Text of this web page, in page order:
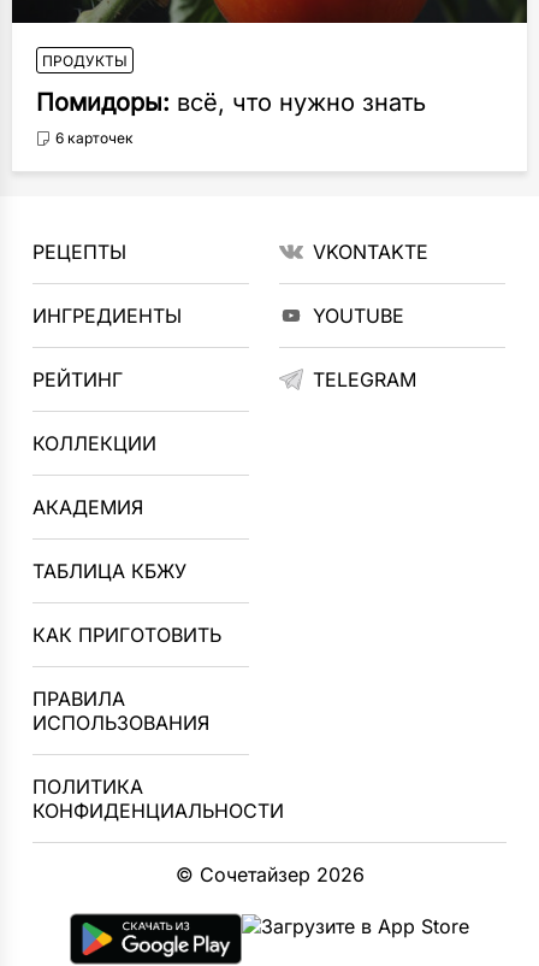
ПРОДУКТЫ
Помидоры: всё, что нужно знать
6 карточек
РЕЦЕПТЫ
ИНГРЕДИЕНТЫ
РЕЙТИНГ
КОЛЛЕКЦИИ
АКАДЕМИЯ
ТАБЛИЦА КБЖУ
КАК ПРИГОТОВИТЬ
ПРАВИЛА
ИСПОЛЬЗОВАНИЯ
ПОЛИТИКА
КОНФИДЕНЦИАЛЬНОСТИ
VKONTAKTE
YOUTUBE
TELEGRAM
© Сочетайзер 2026